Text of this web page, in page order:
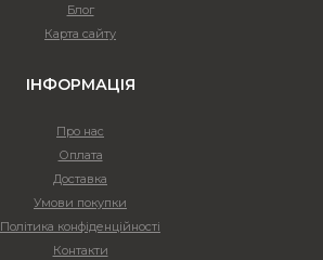
Блог
Карта сайту
ІНФОРМАЦІЯ
Про нас
Оплата
Доставка
Умови покупки
Політика конфіденційності
Контакти